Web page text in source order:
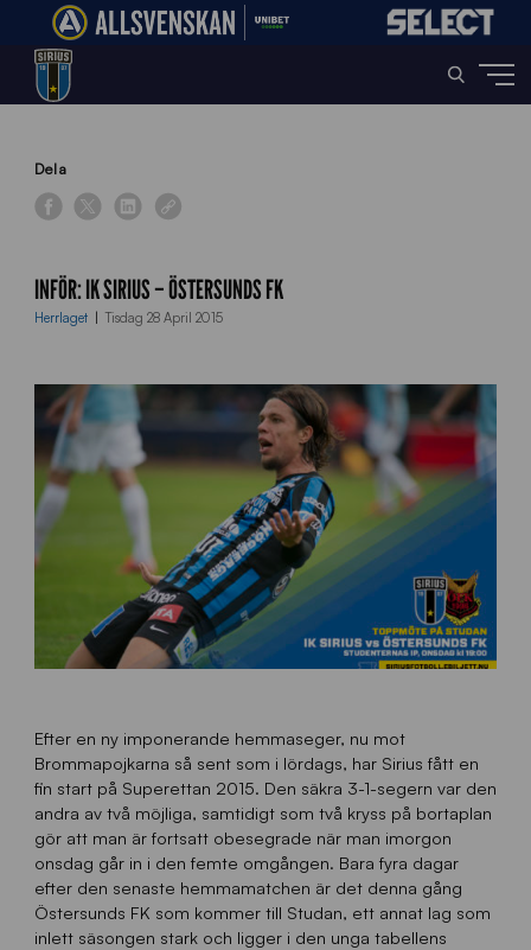
Home»
Dela
INFÖR: IK SIRIUS – ÖSTERSUNDS FK
Herrlaget Tisdag 28 April 2015
Efter en ny imponerande hemmaseger, nu mot
Brommapojkarna så sent som i lördags, har Sirius fått en
fin start på Superettan 2015. Den säkra 3-1-segern var den
andra av två möjliga, samtidigt som två kryss på bortaplan
gör att man är fortsatt obesegrade när man imorgon
onsdag går in i den femte omgången. Bara fyra dagar
efter den senaste hemmamatchen är det denna gång
Östersunds FK som kommer till Studan, ett annat lag som
inlett säsongen stark och ligger i den unga tabellens